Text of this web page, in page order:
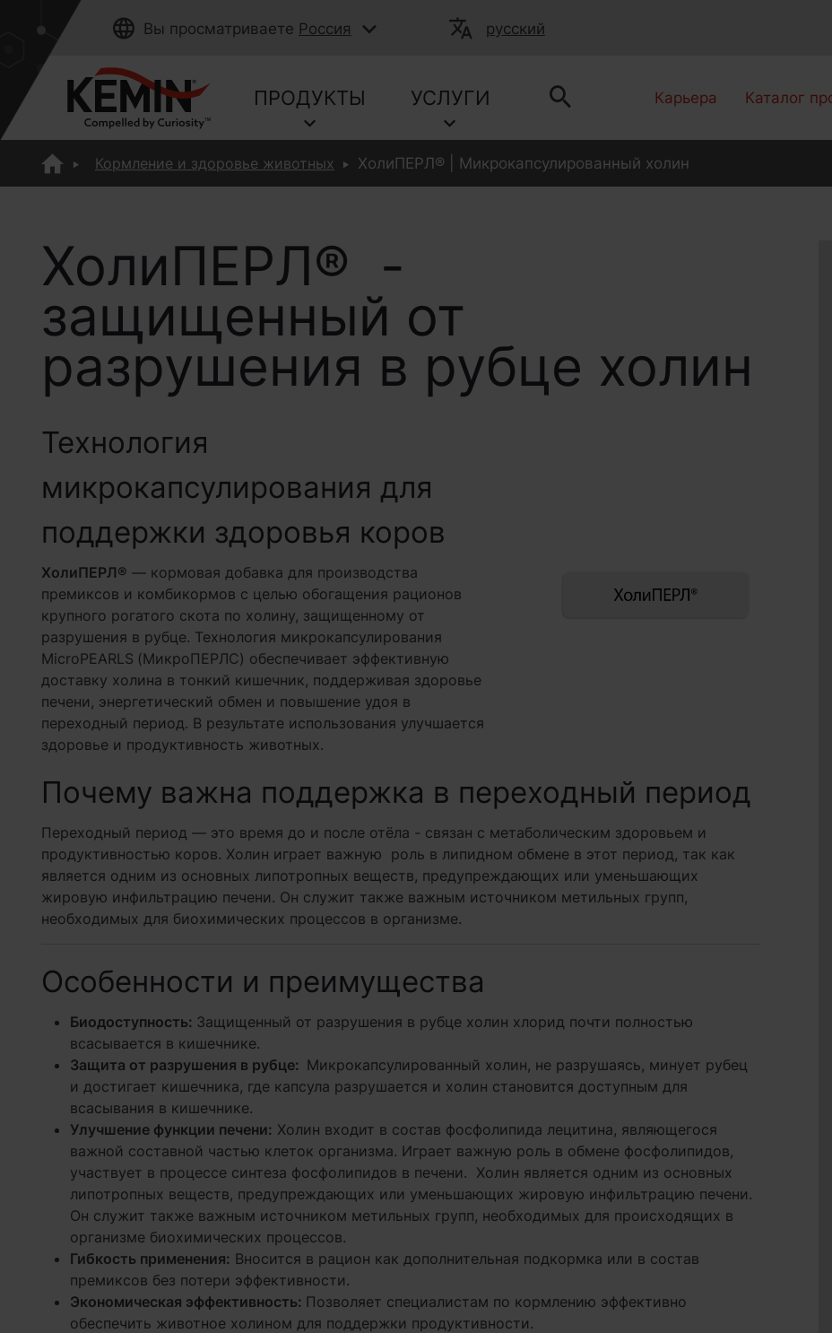
Вы просматриваете Россия русский
ПРОДУКТЫ УСЛУГИ Карьера Каталог
Кормление и здоровье животных ХолиПЕРЛ® | Микрокапсулированный холин
ХолиПЕРЛ® -
защищенный от
разрушения в рубце холин
Технология
микрокапсулирования для
поддержки здоровья коров
ХолиПЕРЛ® — кормовая добавка для производства
премиксов и комбикормов с целью обогащения рационов
крупного рогатого скота по холину, защищенному от
разрушения в рубце. Технология микрокапсулирования
MicroPEARLS (МикроПЕРЛС) обеспечивает эффективную
доставку холина в тонкий кишечник, поддерживая здоровье
печени, энергетический обмен и повышение удоя в
переходный период. В результате использования улучшается
здоровье и продуктивность животных.
Почему важна поддержка в переходный период
Переходный период — это время до и после отёла - связан с метаболическим здоровьем и
продуктивностью коров. Холин играет важную роль в липидном обмене в этот период, так как
является одним из основных липотропных веществ, предупреждающих или уменьшающих
жировую инфильтрацию печени. Он служит также важным источником метильных групп,
необходимых для биохимических процессов в организме.
Особенности и преимущества
Биодоступность: Защищенный от разрушения в рубце холин хлорид почти полностью
всасывается в кишечнике.
Защита от разрушения в рубце: Микрокапсулированный холин, не разрушаясь, минует рубец
и достигает кишечника, где капсула разрушается и холин становится доступным для
всасывания в кишечнике.
Улучшение функции печени: Холин входит в состав фосфолипида лецитина, являющегося
важной составной частью клеток организма. Играет важную роль в обмене фосфолипидов,
участвует в процессе синтеза фосфолипидов в печени. Холин является одним из основных
липотропных веществ, предупреждающих или уменьшающих жировую инфильтрацию печени.
Он служит также важным источником метильных групп, необходимых для происходящих в
организме биохимических процессов.
Гибкость применения: Вносится в рацион как дополнительная подкормка или в состав
премиксов без потери эффективности.
Экономическая эффективность: Позволяет специалистам по кормлению эффективно
обеспечить животное холином для поддержки продуктивности.